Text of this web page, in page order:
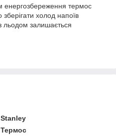
енергозбереження термос
холод напоїв
льодом залишається
Stanley
Термос